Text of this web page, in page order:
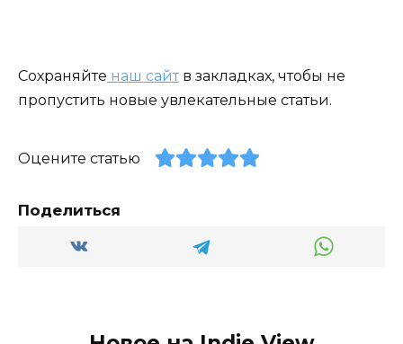
Сохраняйте наш сайтв закладках, чтобы не
пропустить новые увлекательные статьи.
Оцените статью
Поделиться